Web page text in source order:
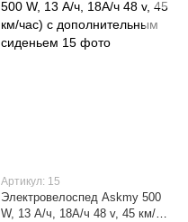
Артикул: 15
Электровелоспед Askmy 500
W, 13 А/ч, 18А/ч 48 v, 45 км/